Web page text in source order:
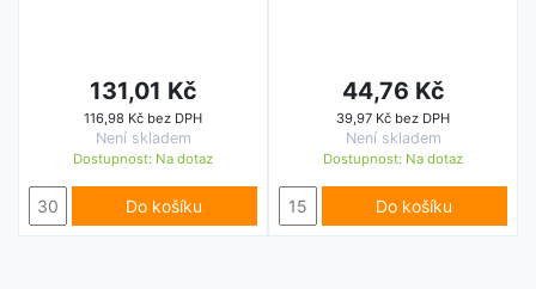
131,01 Kč
116,98 Kč bez DPH
Není skladem
Dostupnost: Na dotaz
Do košíku
44,76 Kč
39,97 Kč bez DPH
Není skladem
Dostupnost: Na dotaz
Do košíku